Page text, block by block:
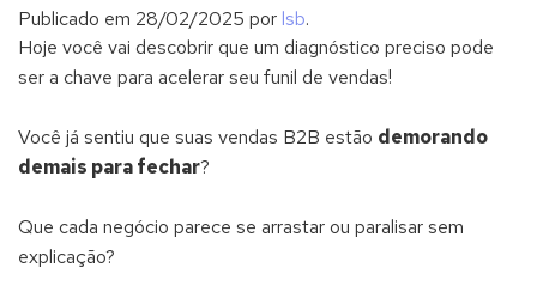
Publicado em 28/02/2025 por lsb.
Hoje você vai descobrir que um diagnóstico preciso pode
ser a chave para acelerar seu funil de vendas!
Você já sentiu que suas vendas B2B estão demorando
demais para fechar?
Que cada negócio parece se arrastar ou paralisar sem
explicação?